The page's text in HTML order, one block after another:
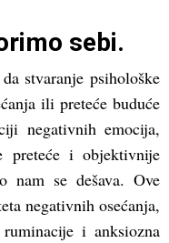
sebi.
stvaranje psihološke
ili preteće buduće
negativnih emocija,
preteće i objektivnije
nam se dešava. Ove
negativnih osećanja,
i anksiozna